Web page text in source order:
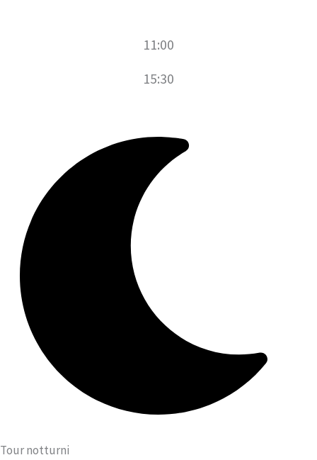
11:00
15:30
Tour notturni